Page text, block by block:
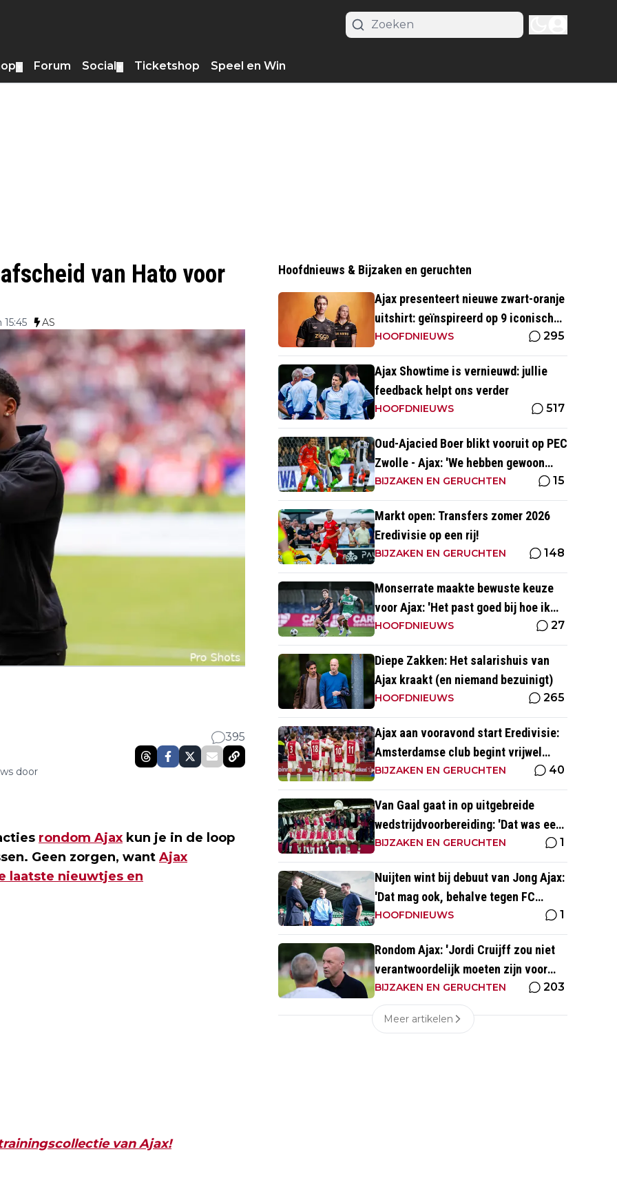
Forum Social Ticketshop Speel en Win
van Hato voor
AS
395
door
rondom Ajax kun je in de loop
Geen zorgen, want Ajax
laatste nieuwtjes en
van Ajax!
Hoofdnieuws & Bijzaken en geruchten
Ajax presenteert nieuwe zwart-oranje
uitshirt: geïnspireerd op 9 iconische
momenten uit clubhistorie
HOOFDNIEUWS 295
Ajax Showtime is vernieuwd: jullie
feedback helpt ons verder
HOOFDNIEUWS 517
Oud-Ajacied Boer blikt vooruit op PEC
Zwolle - Ajax: 'We hebben gewoon
weer kans tegen Ajax'
BIJZAKEN EN GERUCHTEN 15
Markt open: Transfers zomer 2026
Eredivisie op een rij!
BIJZAKEN EN GERUCHTEN 148
Monserrate maakte bewuste keuze
voor Ajax: 'Het past goed bij hoe ik
naar voetbal kijk’
HOOFDNIEUWS 27
Diepe Zakken: Het salarishuis van
Ajax kraakt (en niemand bezuinigt)
HOOFDNIEUWS 265
Ajax aan vooravond start Eredivisie:
Amsterdamse club begint vrijwel
altijd met zege
BIJZAKEN EN GERUCHTEN 40
Van Gaal gaat in op uitgebreide
wedstrijdvoorbereiding: 'Dat was een
aparte discipline, een ritme'
BIJZAKEN EN GERUCHTEN 1
Nuijten wint bij debuut van Jong Ajax:
'Dat mag ook, behalve tegen FC
Dordrecht'
HOOFDNIEUWS 1
Rondom Ajax: 'Jordi Cruijff zou niet
verantwoordelijk moeten zijn voor
Ajax Vrouwen'
BIJZAKEN EN GERUCHTEN 203
Meer artikelen